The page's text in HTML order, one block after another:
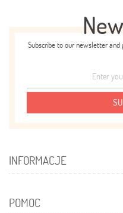
Subscribe to our newsletter
INFORMACJE
POMOC